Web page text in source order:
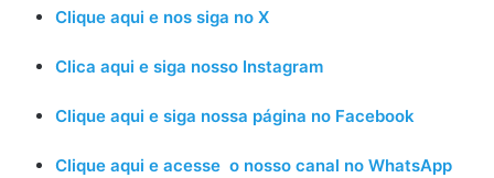
Clique aqui e nos siga no X
Clica aqui e siga nosso Instagram
Clique aqui e siga nossa página no Facebook
Clique aqui e acesse o nosso canal no WhatsApp